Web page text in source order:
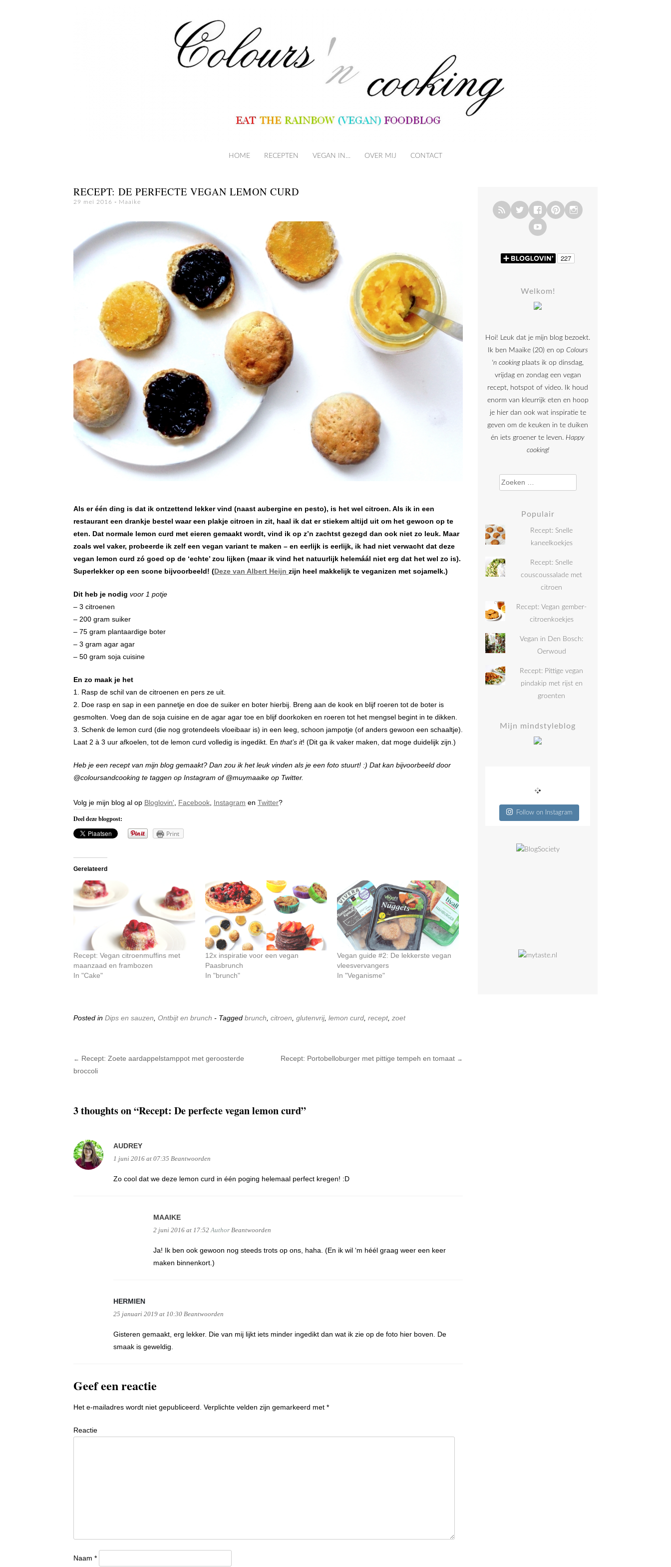
SKIP TO CONTENT
HOME RECEPTEN VEGAN IN… OVER MIJ CONTACT
RECEPT: DE PERFECTE VEGAN LEMON CURD
29 mei 2016 - Maaike
Als er één ding is dat ik ontzettend lekker vind (naast aubergine en pesto), is het wel citroen. Als ik in een
restaurant een drankje bestel waar een plakje citroen in zit, haal ik dat er stiekem altijd uit om het gewoon op te
eten. Dat normale lemon curd met eieren gemaakt wordt, vind ik op z’n zachtst gezegd dan ook niet zo leuk. Maar
zoals wel vaker, probeerde ik zelf een vegan variant te maken – en eerlijk is eerlijk, ik had niet verwacht dat deze
vegan lemon curd zó goed op de ‘echte’ zou lijken (maar ik vind het natuurlijk helemáál niet erg dat het wel zo is).
Superlekker op een scone bijvoorbeeld! (Deze van Albert Heijn zijn heel makkelijk te veganizen met sojamelk.)
Dit heb je nodig voor 1 potje
– 3 citroenen
– 200 gram suiker
– 75 gram plantaardige boter
– 3 gram agar agar
– 50 gram soja cuisine
En zo maak je het
1. Rasp de schil van de citroenen en pers ze uit.
2. Doe rasp en sap in een pannetje en doe de suiker en boter hierbij. Breng aan de kook en blijf roeren tot de boter is
gesmolten. Voeg dan de soja cuisine en de agar agar toe en blijf doorkoken en roeren tot het mengsel begint in te dikken.
3. Schenk de lemon curd (die nog grotendeels vloeibaar is) in een leeg, schoon jampotje (of anders gewoon een schaaltje).
Laat 2 à 3 uur afkoelen, tot de lemon curd volledig is ingedikt. En that’s it! (Dit ga ik vaker maken, dat moge duidelijk zijn.)
Heb je een recept van mijn blog gemaakt? Dan zou ik het leuk vinden als je een foto stuurt! :) Dat kan bijvoorbeeld door
@coloursandcooking te taggen op Instagram of @muymaaike op Twitter.
Volg je mijn blog al op Bloglovin', Facebook, Instagram en Twitter?
Deel deze blogpost:
Print
Gerelateerd
Recept: Vegan citroenmuffins met
maanzaad en frambozen
In "Cake"
12x inspiratie voor een vegan
Paasbrunch
In "brunch"
Vegan guide #2: De lekkerste vegan
vleesvervangers
In "Veganisme"
Posted in Dips en sauzen Ontbijt en brunch - Tagged brunch citroen glutenvrij, lemon curd recept, zoet
Post navigation
← Recept: Zoete aardappelstamppot met geroosterde
broccoli
Recept: Portobelloburger met pittige tempeh en tomaat →
3 thoughts on “Recept: De perfecte vegan lemon curd”
AUDREY
1 juni 2016 at 07:35 Beantwoorden
Zo cool dat we deze lemon curd in één poging helemaal perfect kregen! :D
MAAIKE
2 juni 2016 at 17:52 Author Beantwoorden
Ja! Ik ben ook gewoon nog steeds trots op ons, haha. (En ik wil ‘m héél graag weer een keer
maken binnenkort.)
HERMIEN
25 januari 2019 at 10:30 Beantwoorden
Gisteren gemaakt, erg lekker. Die van mij lijkt iets minder ingedikt dan wat ik zie op de foto hier boven. De
smaak is geweldig.
Geef een reactie
Het e-mailadres wordt niet gepubliceerd. Verplichte velden zijn gemarkeerd met *
Reactie
Naam *
Welkom!
Hoi! Leuk dat je mijn blog bezoekt.
Ik ben Maaike (20) en op Colours
'n cookingplaats ik op dinsdag,
vrijdag en zondag een vegan
recept, hotspot of video. Ik houd
enorm van kleurrijk eten en hoop
je hier dan ook wat inspiratie te
geven om de keuken in te duiken
én iets groener te leven. Happy
cooking!
Zoeken naar:
Populair
Recept: Snelle
kaneelkoekjes
Recept: Snelle
couscoussalade met
citroen
Recept: Vegan gember-
citroenkoekjes
Vegan in Den Bosch:
Oerwoud
Recept: Pittige vegan
pindakip met rijst en
groenten
Mijn mindstyleblog
Follow on Instagram